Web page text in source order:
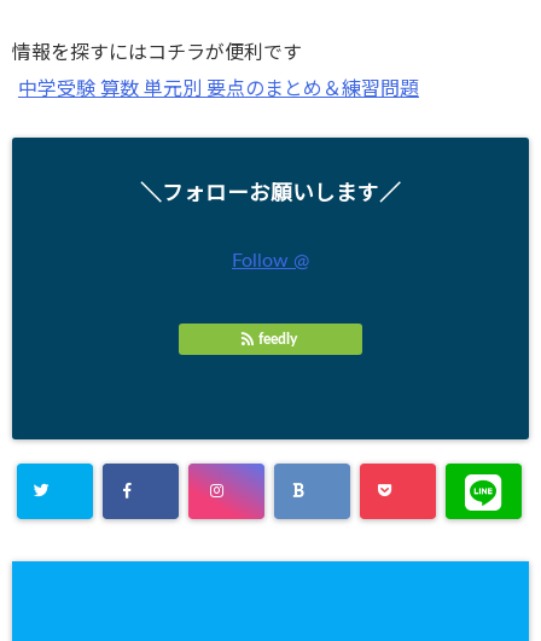
情報を探すにはコチラが便利です
中学受験 算数 単元別 要点のまとめ＆練習問題
＼フォローお願いします／
Follow @
feedly